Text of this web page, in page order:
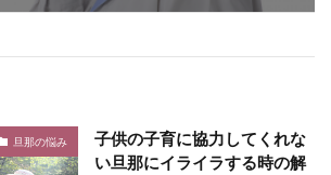
旦那の悩み
子供の子育に協力してくれな
い旦那にイライラする時の解